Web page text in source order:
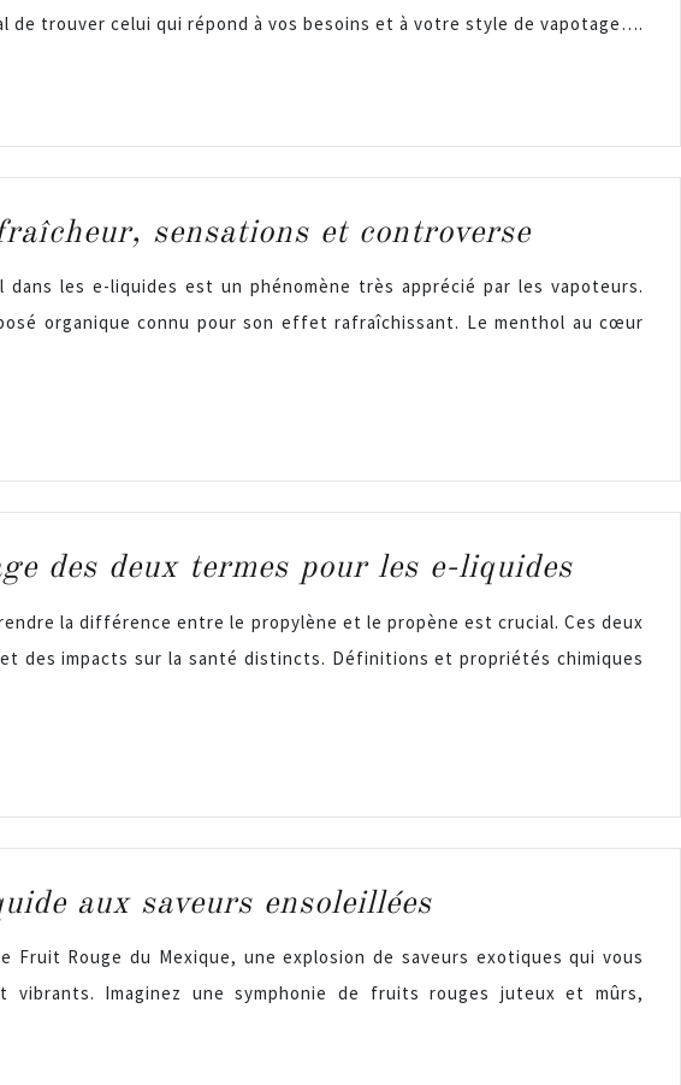
de trouver celui qui répond à vos besoins et à votre style de vapotage….
sensations et controverse
les e-liquides est un phénomène très apprécié par les vapoteurs.
organique connu pour son effet rafraîchissant. Le menthol au cœur
des deux termes pour les e-liquides
la différence entre le propylène et le propène est crucial. Ces deux
des impacts sur la santé distincts. Définitions et propriétés chimiques
aux saveurs ensoleillées
Fruit Rouge du Mexique, une explosion de saveurs exotiques qui vous
vibrants. Imaginez une symphonie de fruits rouges juteux et mûrs,